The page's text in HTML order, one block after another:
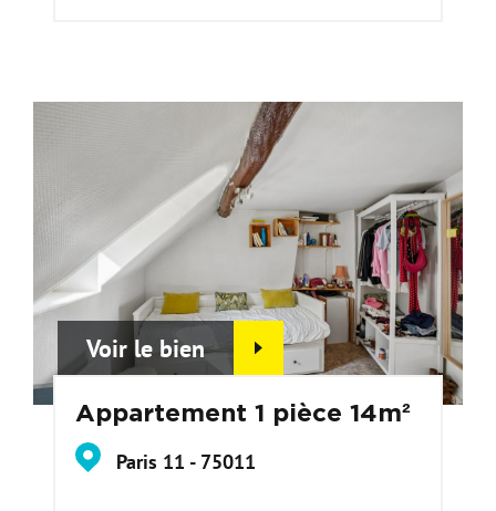
Voir le bien
Appartement 1 pièce 14m²
Paris 11 - 75011